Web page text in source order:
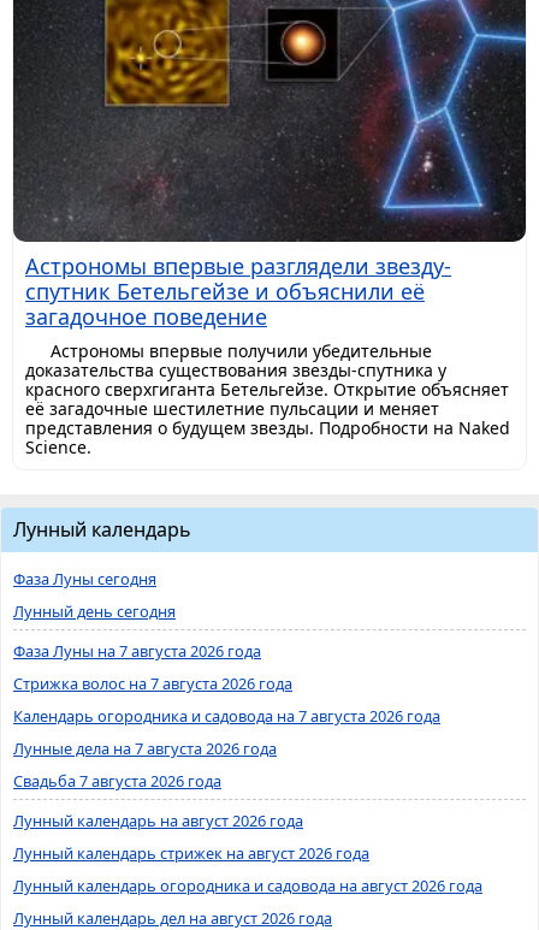
Астрономы впервые разглядели звезду-
спутник Бетельгейзе и объяснили её
загадочное поведение
Астрономы впервые получили убедительные
доказательства существования звезды-спутника у
красного сверхгиганта Бетельгейзе. Открытие объясняет
её загадочные шестилетние пульсации и меняет
представления о будущем звезды. Подробности на Naked
Science.
Лунный календарь
Фаза Луны сегодня
Лунный день сегодня
Фаза Луны на 7 августа 2026 года
Стрижка волос на 7 августа 2026 года
Календарь огородника и садовода на 7 августа 2026 года
Лунные дела на 7 августа 2026 года
Свадьба 7 августа 2026 года
Лунный календарь на август 2026 года
Лунный календарь стрижек на август 2026 года
Лунный календарь огородника и садовода на август 2026 года
Лунный календарь дел на август 2026 года